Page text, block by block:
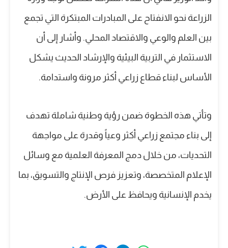
الزراعة نحو الانفتاح على المبادرات المبتكرة التي تجمع
بين العلم والوعي والاقتصاد المحلي. وأشار إلى أن
الاستثمار في التربية البيئية والإرشاد الحديث يشكل
الأساس لبناء قطاع زراعي أكثر مرونة واستدامة.
وتأتي هذه الخطوة ضمن رؤية وطنية شاملة تهدف
إلى بناء مجتمع زراعي أكثر وعياً وقدرة على مواجهة
التحديات، من خلال دمج المعرفة العلمية مع وسائل
الإعلام المتخصصة، وتعزيز فرص الإنتاج والتسويق، بما
يخدم الإنسانية ويحافظ على الأرض.